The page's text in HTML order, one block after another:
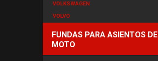
VOLKSWAGEN
VOLVO
FUNDAS PARA ASIENTOS DE
MOTO